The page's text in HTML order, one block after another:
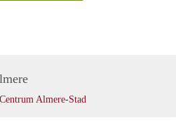
Almere-Stad